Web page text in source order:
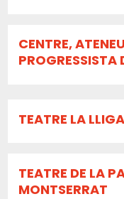
CENTRE,
PROGRESSISTA
TEATRE LA
TEATRE DE LA
MONTSERRAT